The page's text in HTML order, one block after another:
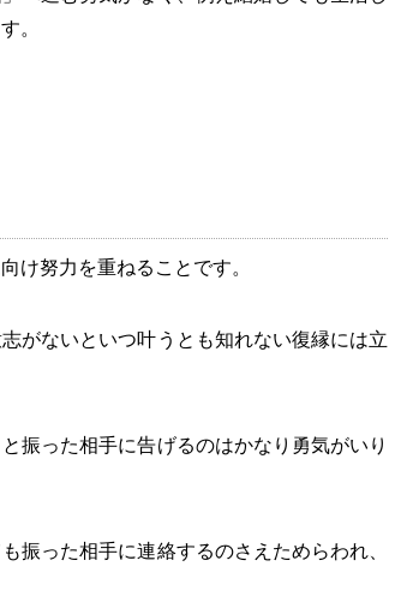
。
け努力を重ねることです。
がないといつ叶うとも知れない復縁には立
振った相手に告げるのはかなり勇気がいり
振った相手に連絡するのさえためらわれ、